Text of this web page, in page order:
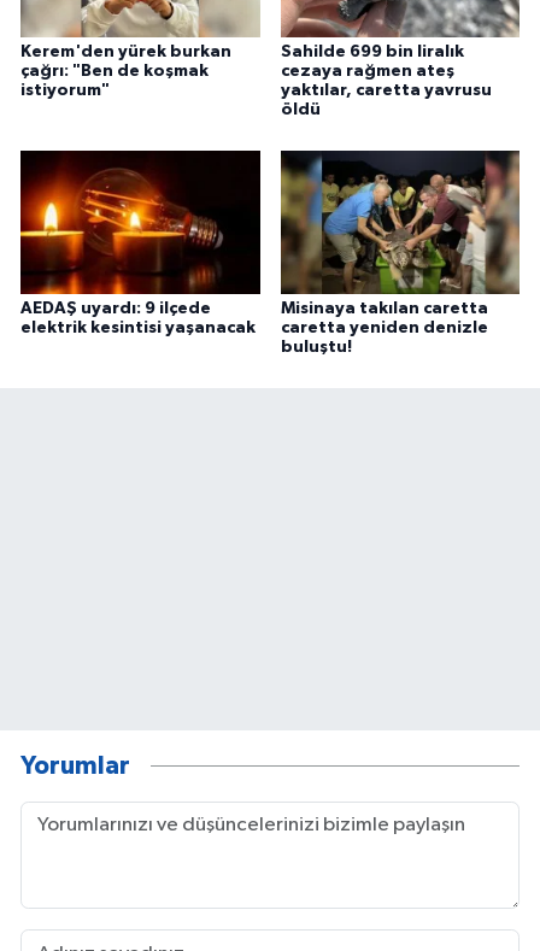
Kerem'den yürek burkan
çağrı: "Ben de koşmak
istiyorum"
Sahilde 699 bin liralık
cezaya rağmen ateş
yaktılar, caretta yavrusu
öldü
AEDAŞ uyardı: 9 ilçede
elektrik kesintisi yaşanacak
Misinaya takılan caretta
caretta yeniden denizle
buluştu!
Yorumlar